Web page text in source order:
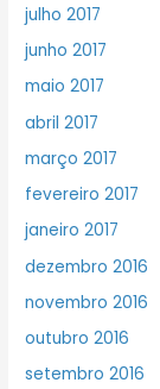
julho 2017
junho 2017
maio 2017
abril 2017
março 2017
fevereiro 2017
janeiro 2017
dezembro 2016
novembro 2016
outubro 2016
setembro 2016